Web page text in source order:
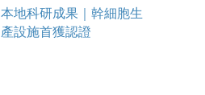
本地科研成果｜幹細胞生
產設施首獲認證